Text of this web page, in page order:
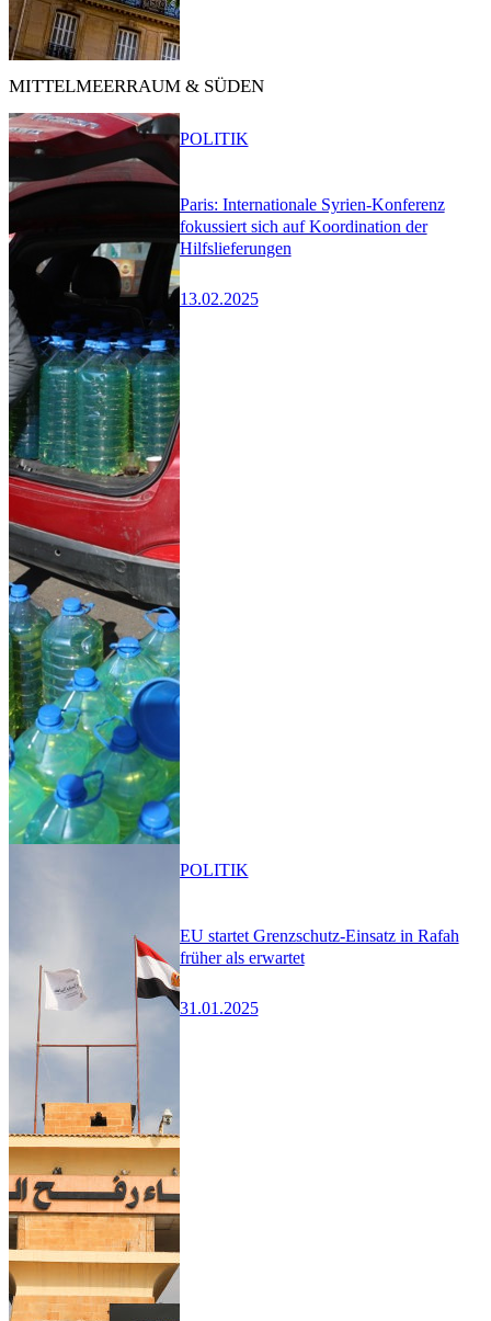
MITTELMEERRAUM & SÜDEN
Paris: Internationale Syrien-Konferenz
fokussiert sich auf Koordination der
Hilfslieferungen
13.02.2025
POLITIK
EU startet Grenzschutz-Einsatz in Rafah
früher als erwartet
31.01.2025
POLITIK